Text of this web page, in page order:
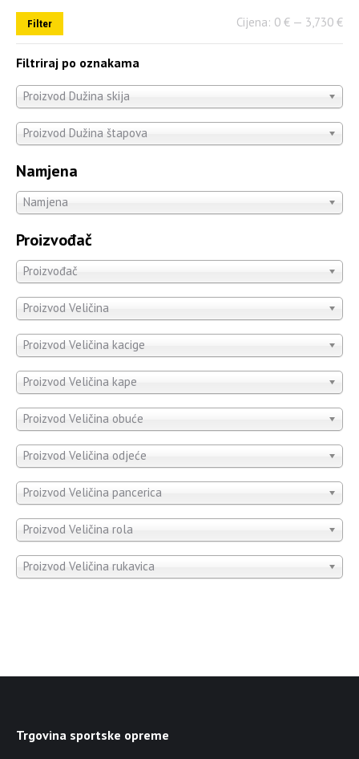
Filter Cijena: 0 € — 3,730 €
Filtriraj po oznakama
Proizvod Dužina skija
Proizvod Dužina štapova
Namjena
Namjena
Proizvođač
Proizvođač
Proizvod Veličina
Proizvod Veličina kacige
Proizvod Veličina kape
Proizvod Veličina obuće
Proizvod Veličina odjeće
Proizvod Veličina pancerica
Proizvod Veličina rola
Proizvod Veličina rukavica
Trgovina sportske opreme